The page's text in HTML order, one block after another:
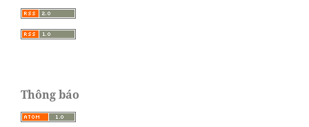
Thông báo